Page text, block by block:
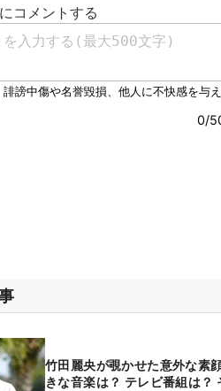
竹田麗央が覗かせた意外な素
きな音楽は？ テレビ番組は？